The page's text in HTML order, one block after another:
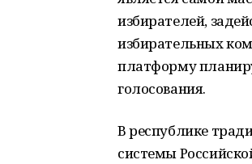
избирателей,
избирательных
платформу
голосования.
В республике
системы